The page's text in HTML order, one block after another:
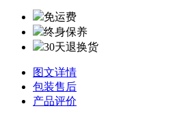
免运费
终身保养
30天退换货
图文详情
包装售后
产品评价